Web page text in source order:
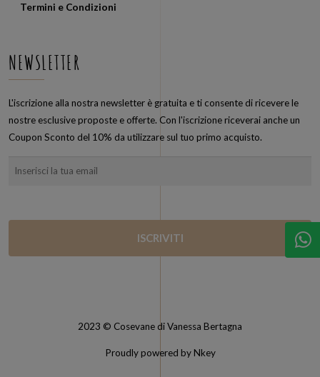
Termini e Condizioni
NEWSLETTER
L'iscrizione alla nostra newsletter è gratuita e ti consente di ricevere le
nostre esclusive proposte e offerte. Con l'iscrizione riceverai anche un
Coupon Sconto del 10% da utilizzare sul tuo primo acquisto.
2023 © Cosevane di Vanessa Bertagna
Proudly powered by Nkey